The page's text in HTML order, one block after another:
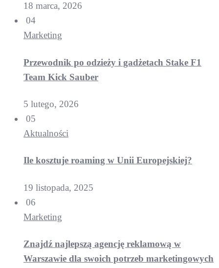
18 marca, 2026
04
Marketing
Przewodnik po odzieży i gadżetach Stake F1
Team Kick Sauber
5 lutego, 2026
05
Aktualności
Ile kosztuje roaming w Unii Europejskiej?
19 listopada, 2025
06
Marketing
Znajdź najlepszą agencję reklamową w
Warszawie dla swoich potrzeb marketingowych